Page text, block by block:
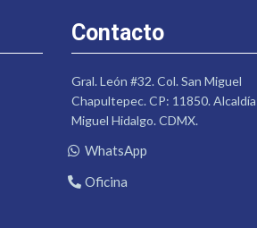
Contacto
Gral. León #32. Col. San Miguel
Chapultepec. CP: 11850.
Miguel Hidalgo. CDMX.
WhatsApp
Oficina